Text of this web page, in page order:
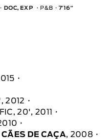
DOC, EXP P&B 7′16″
2012
20', 2011
CÃES DE CAÇA, 2008